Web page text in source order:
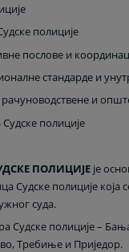
полиције
послове и
стандарде и
и
полиције
ПОЛИЦИЈЕ је
Судске полиције која
суда.
Судске полиције –
Требиње и Приједор.